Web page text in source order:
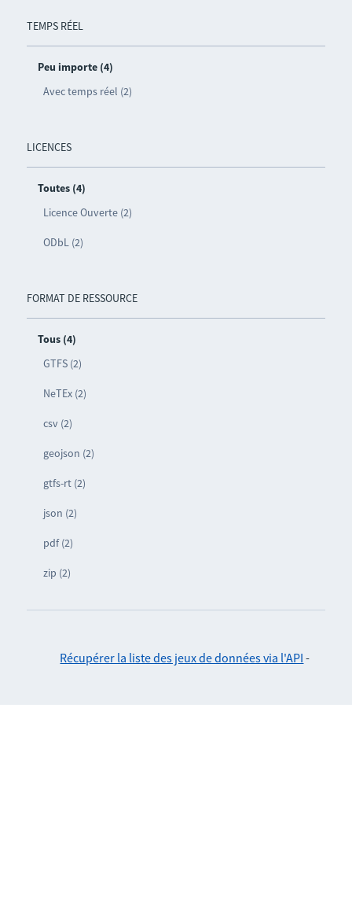
TEMPS RÉEL
Peu importe (4)
Avec temps réel (2)
LICENCES
Toutes (4)
Licence Ouverte (2)
ODbL (2)
FORMAT DE RESSOURCE
Tous (4)
GTFS (2)
NeTEx (2)
csv (2)
geojson (2)
gtfs-rt (2)
json (2)
pdf (2)
zip (2)
Récupérer la liste des jeux de données via l'API -